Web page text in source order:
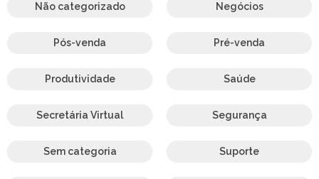
Não categorizado Negócios
Pós-venda Pré-venda
Produtividade Saúde
Secretária Virtual Segurança
Sem categoria Suporte